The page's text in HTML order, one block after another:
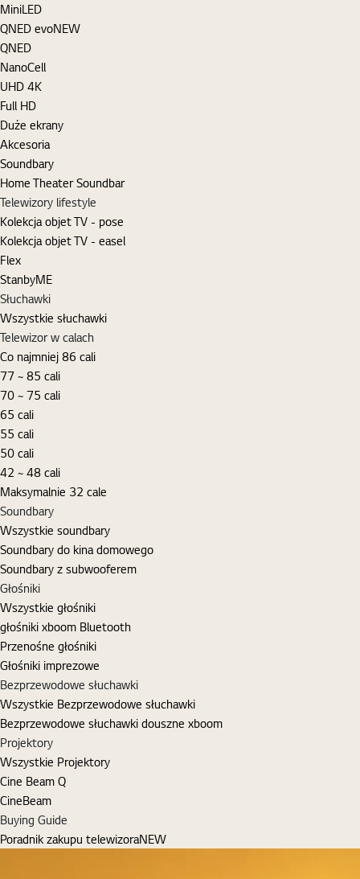
MiniLED
QNED evoNEW
QNED
NanoCell
UHD 4K
Full HD
Duże ekrany
Akcesoria
Soundbary
Home Theater Soundbar
Telewizory lifestyle
Kolekcja objet TV - pose
Kolekcja objet TV - easel
Flex
StanbyME
Słuchawki
Wszystkie słuchawki
Telewizor w calach
Co najmniej 86 cali
77 ~ 85 cali
70 ~ 75 cali
65 cali
55 cali
50 cali
42 ~ 48 cali
Maksymalnie 32 cale
Soundbary
Wszystkie soundbary
Soundbary do kina domowego
Soundbary z subwooferem
Głośniki
Wszystkie głośniki
głośniki xboom Bluetooth
Przenośne głośniki
Głośniki imprezowe
Bezprzewodowe słuchawki
Wszystkie Bezprzewodowe słuchawki
Bezprzewodowe słuchawki douszne xboom
Projektory
Wszystkie Projektory
Cine Beam Q
CineBeam
Buying Guide
Poradnik zakupu telewizoraNEW